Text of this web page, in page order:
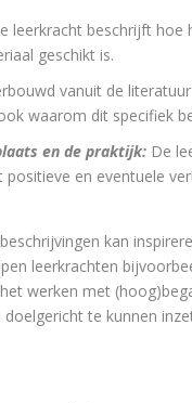
leerkracht beschrijft
geschikt is.
vanuit de
waarom dit specifiek
en de praktijk: De
en eventuele
kan
leerkrachten
werken met
te kunnen